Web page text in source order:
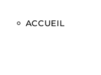
ACCUEIL